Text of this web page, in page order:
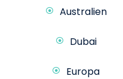
Australien
Dubai
Europa